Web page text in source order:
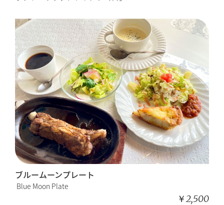
ブルームーンプレート
Blue Moon Plate
￥2,500